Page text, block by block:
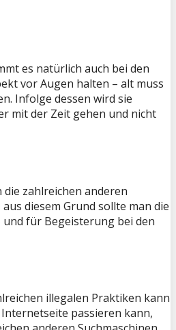
es natürlich auch bei den
vor Augen halten – alt muss
Infolge dessen wird sie
mit der Zeit gehen und nicht
zahlreichen anderen
diesem Grund sollte man die
für Begeisterung bei den
illegalen Praktiken kann
passieren kann,